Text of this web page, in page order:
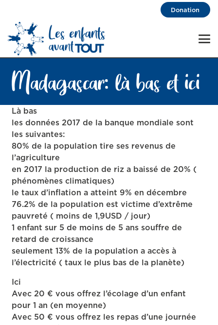
Donation
Madagascar: là bas et ici
Là bas
les données 2017 de la banque mondiale sont
les suivantes:
80% de la population tire ses revenus de
l’agriculture
en 2017 la production de riz a baissé de 20% (
phénomènes climatiques)
le taux d’inflation a atteint 9% en décembre
76.2% de la population est victime d’extrême
pauvreté ( moins de 1,9USD / jour)
1 enfant sur 5 de moins de 5 ans souffre de
retard de croissance
seulement 13% de la population a accès à
l’électricité ( taux le plus bas de la planète)
Ici
Avec 20 € vous offrez l’écolage d’un enfant
pour 1 an (en moyenne)
Avec 50 € vous offrez les repas d’une journée